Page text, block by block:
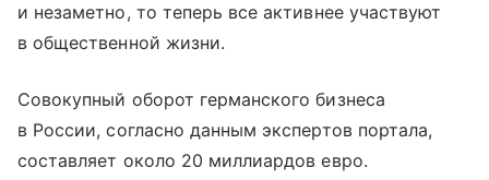
и незаметно, то теперь все активнее участвуют
в общественной жизни.
Совокупный оборот германского бизнеса
в России, согласно данным экспертов портала,
составляет около 20 миллиардов евро.